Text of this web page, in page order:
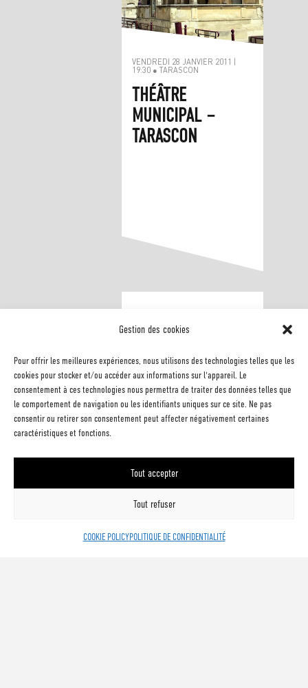
Gestion des cookies
Pour offrir les meilleures expériences, nous utilisons des technologies telles que les
cookies pour stocker et/ou accéder aux informations sur l'appareil. Le
consentement à ces technologies nous permettra de traiter des données telles que
le comportement de navigation ou les identifiants uniques sur ce site. Ne pas
consentir ou retirer son consentement peut affecter négativement certaines
caractéristiques et fonctions.
Tout accepter
Tout refuser
COOKIE POLICYPOLITIQUE DE CONFIDENTIALITÉ
VENDREDI 28 JANVIER 2011 |
19:30 ● TARASCON
THÉÂTRE
MUNICIPAL –
TARASCON
16:30 ● CANNES
THÉÂTRE
CROISETTE –